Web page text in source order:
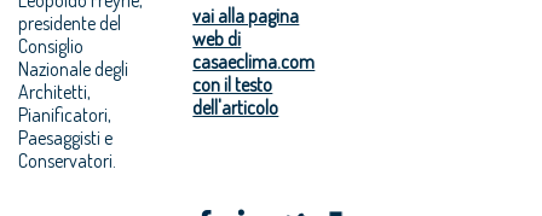
presidente del
Consiglio
Nazionale degli
Architetti,
Pianificatori,
Paesaggisti e
Conservatori.
vai alla pagina
web di
casaeclima.com
con il testo
dell'articolo